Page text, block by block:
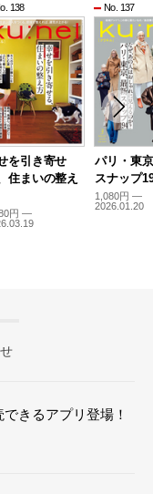
138
を引き寄せ
住まいの整え
円 —
No. 137
パリ・東
スナップ
1,080円 —
2026.01.20
きるアプリ登場！